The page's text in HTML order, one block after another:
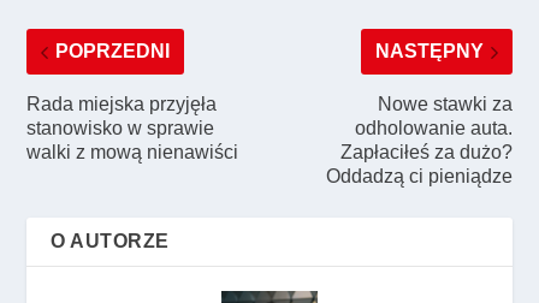
POPRZEDNI
Rada miejska przyjęła
stanowisko w sprawie
walki z mową nienawiści
NASTĘPNY
Nowe stawki za
odholowanie auta.
Zapłaciłeś za dużo?
Oddadzą ci pieniądze
O AUTORZE